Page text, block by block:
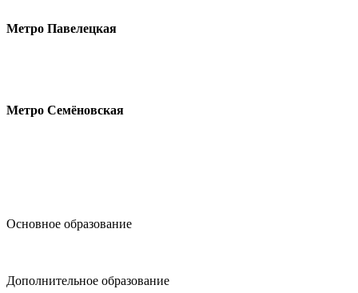
Метро Павелецкая
Метро Семёновская
Основное образование
Дополнительное образование